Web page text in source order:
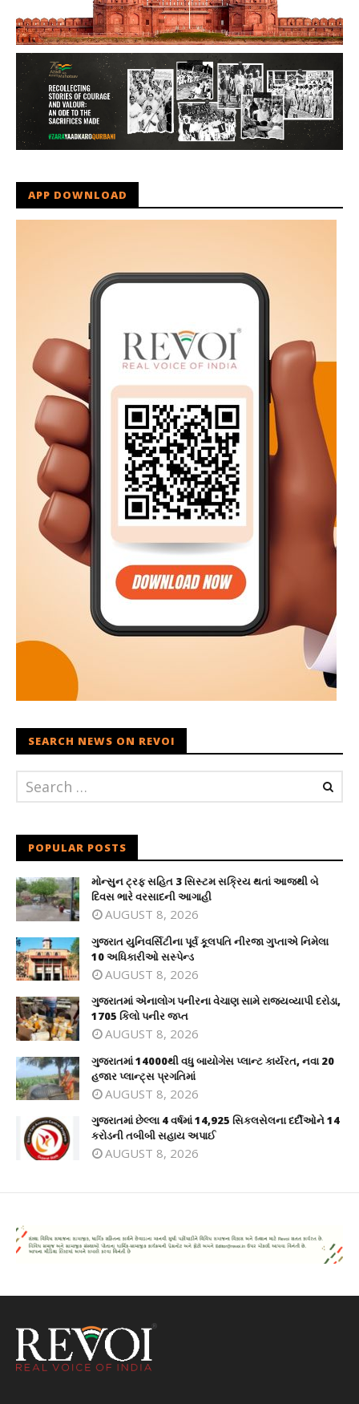
APP DOWNLOAD
SEARCH NEWS ON REVOI
POPULAR POSTS
મોન્સુન ટ્રફ સહિત 3 સિસ્ટમ સક્રિય થતાં આજથી બે
દિવસ ભારે વરસાદની આગાહી
AUGUST 8, 2026
ગુજરાત યુનિવર્સિટીના પૂર્વ કૂલપતિ નીરજા ગુપ્તાએ નિમેલા
10 અધિકારીઓ સસ્પેન્ડ
AUGUST 8, 2026
ગુજરાતમાં એનાલોગ પનીરના વેચાણ સામે રાજ્યવ્યાપી દરોડા,
1705 કિલો પનીર જપ્ત
AUGUST 8, 2026
ગુજરાતમાં 14000થી વધુ બાયોગેસ પ્લાન્ટ કાર્યરત, નવા 20
હજાર પ્લાન્ટ્સ પ્રગતિમાં
AUGUST 8, 2026
ગુજરાતમાં છેલ્લા 4 વર્ષમાં 14,925 સિકલસેલના દર્દીઓને 14
કરોડની તબીબી સહાય અપાઈ
AUGUST 8, 2026